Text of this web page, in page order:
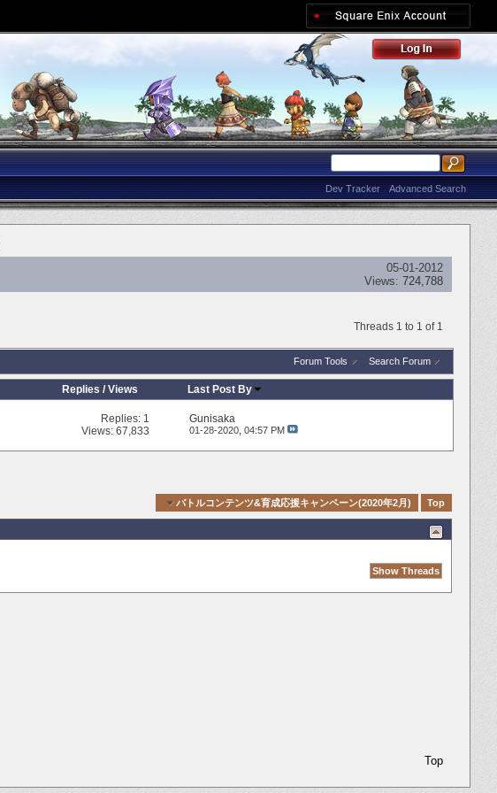
Advanced Search
Dev Tracker
05-01-2012
Views: 724,788
Threads 1 to 1 of 1
Forum Tools Search Forum
Replies /Views Last Post By
Replies: 1
Views: 67,833
Gunisaka
01-28-2020, 04:57 PM
バトルコンテンツ&育成応援キャンペーン(2020年2月) Top
Top